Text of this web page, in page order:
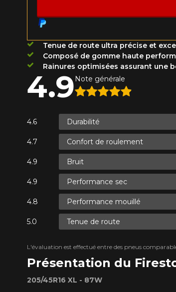
Tenue de route ultra précise et
Composé de gomme haute
Rainures optimisées assurant une
Présentation du
205/45R16 XL - 87W
4.9 Note générale
Durabilité
Confort de roulement
Bruit
Performance sec
Performance mouillé
Tenue de route
L'évaluation est effectué entre des pneus
Note
1
2 3 4 5
Commentaire
Envoyer
*Attention cette